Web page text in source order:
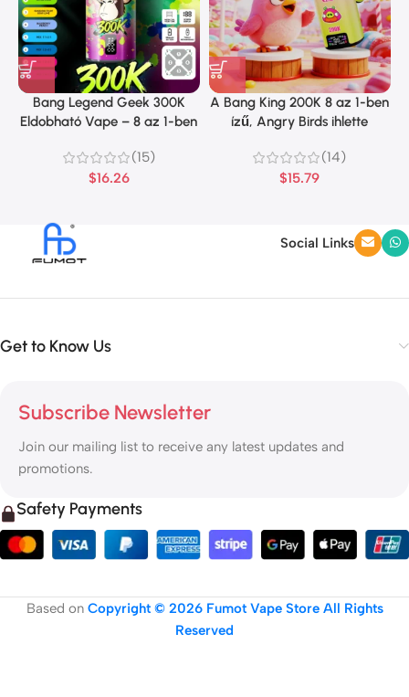
Bang Legend Geek 300K
Eldobható Vape – 8 az 1-ben
(15)
$16.26
A Bang King 200K 8 az 1-ben
ízű, Angry Birds ihlette
(14)
$15.79
Social Links
Get to Know Us
Subscribe Newsletter
Join our mailing list to receive any latest updates and
promotions.
Safety Payments
Based on Copyright © 2026 Fumot Vape Store All Rights
Reserved